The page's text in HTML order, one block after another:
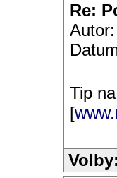
Re:
Autor:
Tip
[
Volby: